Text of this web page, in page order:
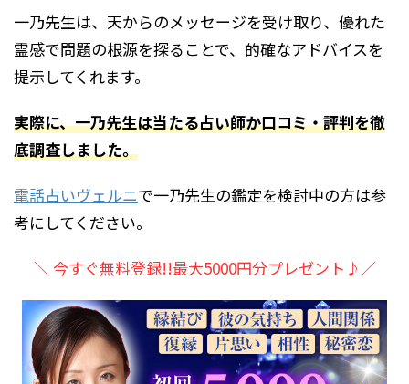
一乃先生は、天からのメッセージを受け取り、優れた
霊感で問題の根源を探ることで、的確なアドバイスを
提示してくれます。
実際に、一乃先生は当たる占い師か口コミ・評判を徹
底調査しました。
電話占いヴェルニで一乃先生の鑑定を検討中の方は参
考にしてください。
＼ 今すぐ無料登録!!最大5000円分プレゼント♪／